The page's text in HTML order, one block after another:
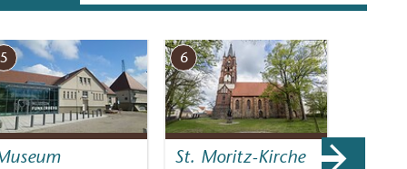
5 6
St. Moritz-Kirche